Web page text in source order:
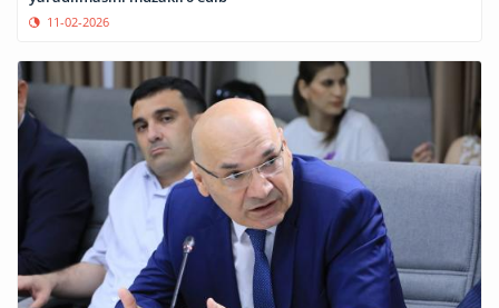
11-02-2026